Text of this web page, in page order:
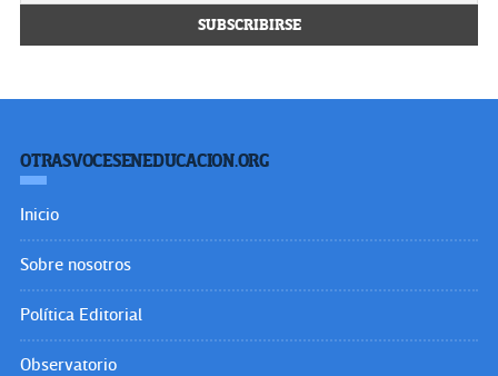
OTRASVOCESENEDUCACION.ORG
Inicio
Sobre nosotros
Política Editorial
Observatorio